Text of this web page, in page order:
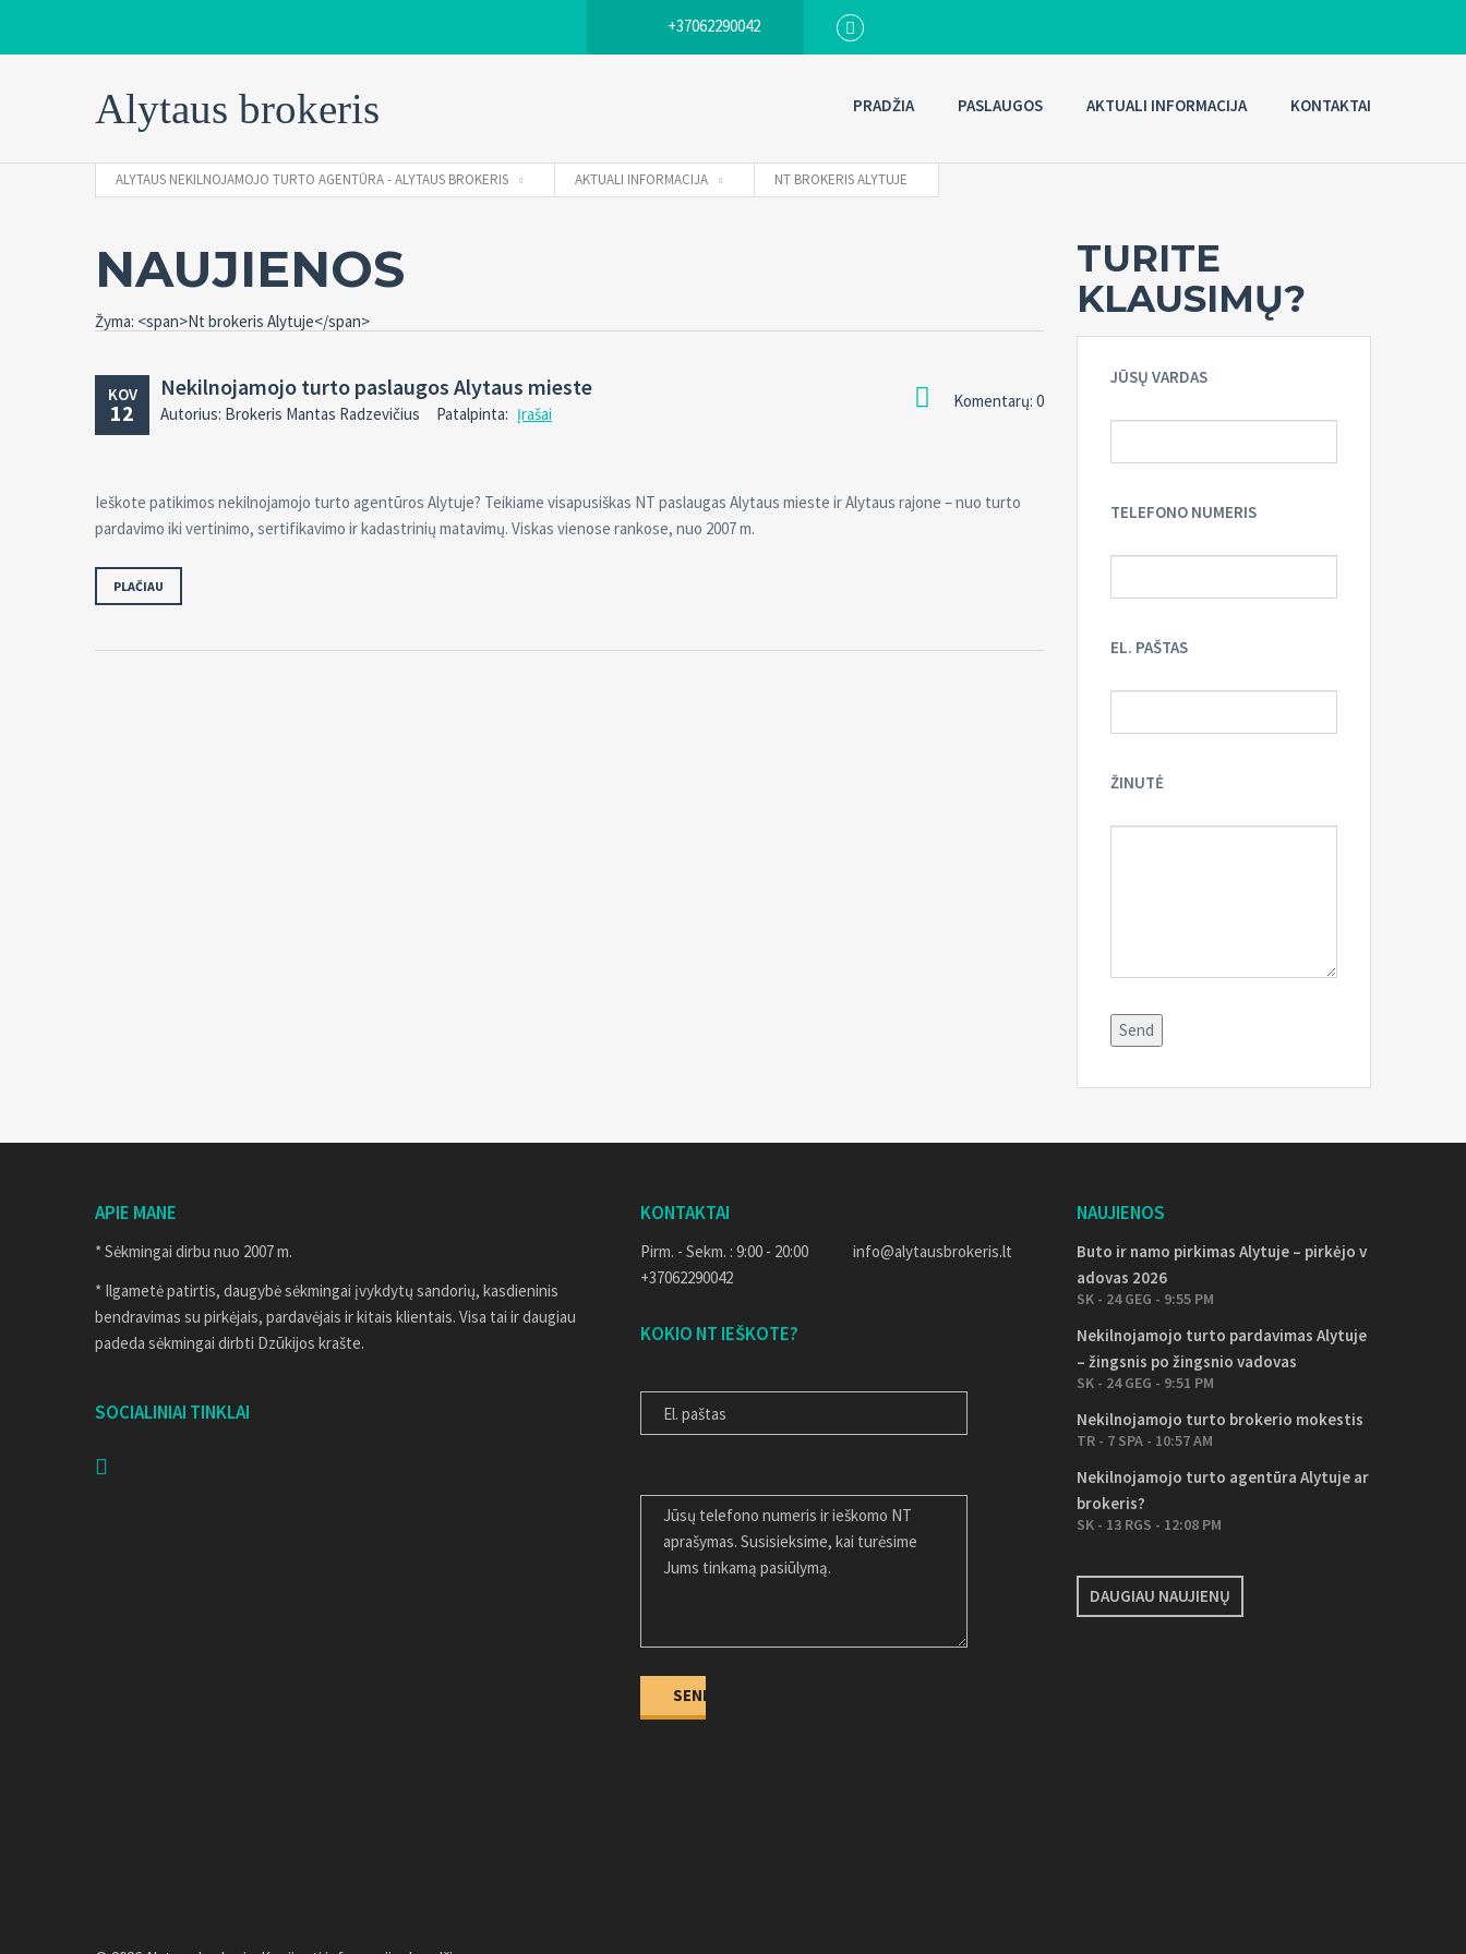
+37062290042
Alytaus brokeris PRADŽIA PASLAUGOS AKTUALI INFORMACIJA KONTAKTAI
ALYTAUS NEKILNOJAMOJO TURTO AGENTŪRA - ALYTAUS BROKERIS AKTUALI INFORMACIJA NT BROKERIS ALYTUJE
NAUJIENOS
Žyma: <span>Nt brokeris Alytuje</span>
KOV
12 Komentarų: 0
Nekilnojamojo turto paslaugos Alytaus mieste
Autorius: Brokeris Mantas Radzevičius Patalpinta: Įrašai
Ieškote patikimos nekilnojamojo turto agentūros Alytuje? Teikiame visapusiškas NT paslaugas Alytaus mieste ir Alytaus rajone – nuo turto
pardavimo iki vertinimo, sertifikavimo ir kadastrinių matavimų. Viskas vienose rankose, nuo 2007 m.
PLAČIAU
TURITE
KLAUSIMŲ?
JŪSŲ VARDAS
TELEFONO NUMERIS
EL. PAŠTAS
ŽINUTĖ
APIE MANE
* Sėkmingai dirbu nuo 2007 m.
* Ilgametė patirtis, daugybė sėkmingai įvykdytų sandorių, kasdieninis
bendravimas su pirkėjais, pardavėjais ir kitais klientais. Visa tai ir daugiau
padeda sėkmingai dirbti Dzūkijos krašte.
SOCIALINIAI TINKLAI
KONTAKTAI
Pirm. - Sekm. : 9:00 - 20:00
+37062290042
info@alytausbrokeris.lt
KOKIO NT IEŠKOTE?
NAUJIENOS
Buto ir namo pirkimas Alytuje – pirkėjo v
adovas 2026
SK - 24 GEG - 9:55 PM
Nekilnojamojo turto pardavimas Alytuje
– žingsnis po žingsnio vadovas
SK - 24 GEG - 9:51 PM
Nekilnojamojo turto brokerio mokestis
TR - 7 SPA - 10:57 AM
Nekilnojamojo turto agentūra Alytuje ar
brokeris?
SK - 13 RGS - 12:08 PM
DAUGIAU NAUJIENŲ